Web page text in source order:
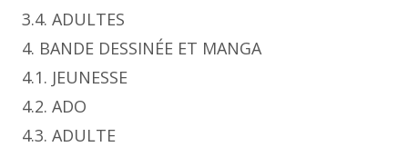
3.4. ADULTES
4. BANDE DESSINÉE ET MANGA
4.1. JEUNESSE
4.2. ADO
4.3. ADULTE